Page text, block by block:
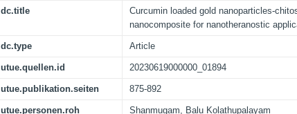
dc.title
Curcumin loaded gold nanoparticles-
nanocomposite for nanotheranostic
dc.type Article
utue.quellen.id 20230619000000_01894
utue.publikation.seiten 875-892
utue.personen.roh Shanmugam, Balu Kolathupalayam